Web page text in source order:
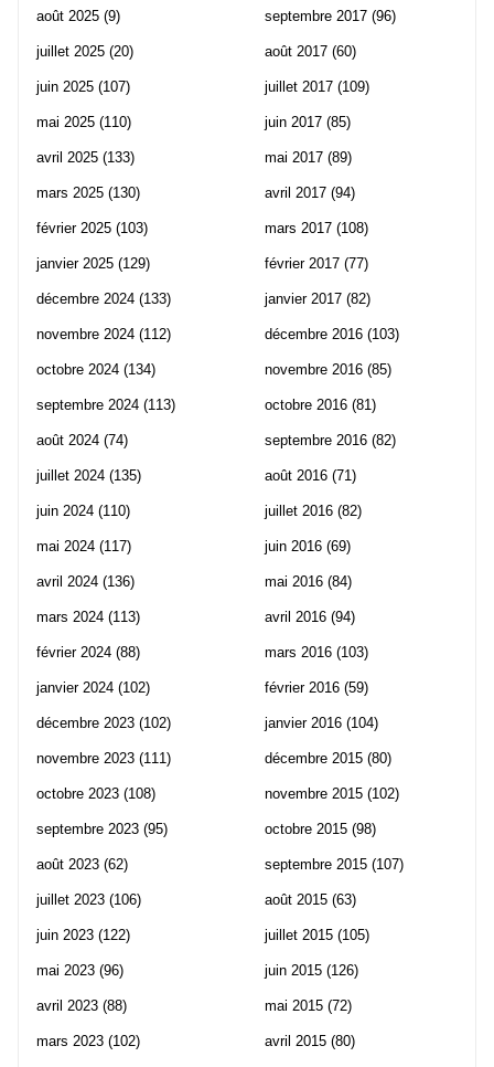
août 2025 (9)
juillet 2025 (20)
juin 2025 (107)
mai 2025 (110)
avril 2025 (133)
mars 2025 (130)
février 2025 (103)
janvier 2025 (129)
décembre 2024 (133)
novembre 2024 (112)
octobre 2024 (134)
septembre 2024 (113)
août 2024 (74)
juillet 2024 (135)
juin 2024 (110)
mai 2024 (117)
avril 2024 (136)
mars 2024 (113)
février 2024 (88)
janvier 2024 (102)
décembre 2023 (102)
novembre 2023 (111)
octobre 2023 (108)
septembre 2023 (95)
août 2023 (62)
juillet 2023 (106)
juin 2023 (122)
mai 2023 (96)
avril 2023 (88)
mars 2023 (102)
septembre 2017 (96)
août 2017 (60)
juillet 2017 (109)
juin 2017 (85)
mai 2017 (89)
avril 2017 (94)
mars 2017 (108)
février 2017 (77)
janvier 2017 (82)
décembre 2016 (103)
novembre 2016 (85)
octobre 2016 (81)
septembre 2016 (82)
août 2016 (71)
juillet 2016 (82)
juin 2016 (69)
mai 2016 (84)
avril 2016 (94)
mars 2016 (103)
février 2016 (59)
janvier 2016 (104)
décembre 2015 (80)
novembre 2015 (102)
octobre 2015 (98)
septembre 2015 (107)
août 2015 (63)
juillet 2015 (105)
juin 2015 (126)
mai 2015 (72)
avril 2015 (80)